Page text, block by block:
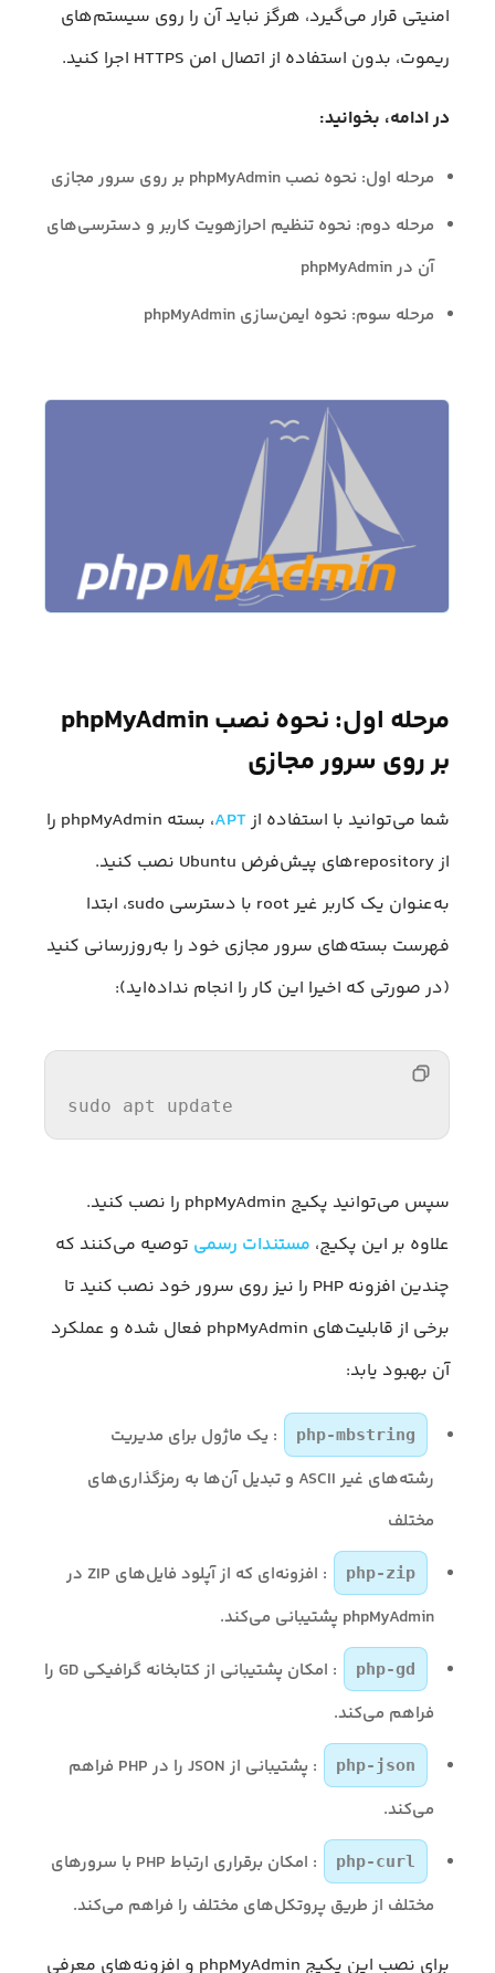
امنیتی قرار می‌گیرد، هرگز نباید آن را روی سیستم‌های
ریموت، بدون استفاده از اتصال امن HTTPS اجرا کنید.
در ادامه، بخوانید:
مرحله اول: نحوه نصب phpMyAdmin بر روی سرور مجازی
مرحله دوم: نحوه تنظیم احرازهویت کاربر و دسترسی‌های
آن در phpMyAdmin
مرحله سوم: نحوه ایمن‌سازی phpMyAdmin
مرحله اول: نحوه نصب phpMyAdmin
بر روی سرور مجازی
شما می‌توانید با استفاده ازAPT
، بسته phpMyAdmin را
از repositoryهای پیش‌فرض Ubuntu نصب کنید.
به‌عنوان یک کاربر غیر root با دسترسی sudo، ابتدا
فهرست بسته‌های سرور مجازی خود را به‌روزرسانی کنید
(در صورتی که اخیرا این کار را انجام نداده‌اید):
sudo apt update
سپس می‌توانید پکیج phpMyAdmin را نصب کنید.
علاوه بر این پکیج، مستندات رسمی توصیه می‌کنند که
چندین افزونه PHP را نیز روی سرور خود نصب کنید تا
برخی از قابلیت‌های phpMyAdmin فعال شده و عملکرد
آن بهبود یابد:
php-mbstring
: یک ماژول برای مدیریت
رشته‌های غیر ASCII و تبدیل آن‌ها به رمزگذاری‌های
مختلف
php-zip
: افزونه‌ای که از آپلود فایل‌های ZIP در
phpMyAdmin پشتیبانی می‌کند.
php-gd
: امکان پشتیبانی از کتابخانه گرافیکی GD را
فراهم می‌کند.
php-json
: پشتیبانی از JSON را در PHP فراهم
می‌کند.
php-curl
: امکان برقراری ارتباط PHP با سرورهای
مختلف از طریق پروتکل‌های مختلف را فراهم می‌کند.
برای نصب این پکیج phpMyAdmin و افزونه‌های معرفی